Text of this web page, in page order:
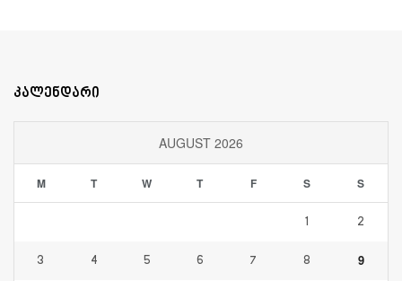
კალენდარი
AUGUST 2026
M T W T F S S
1 2
3 4 5 6 7 8 9